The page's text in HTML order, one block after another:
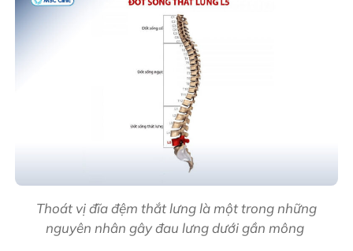
Thoát vị đĩa đệm thắt lưng là một trong những
nguyên nhân gây đau lưng dưới gần mông